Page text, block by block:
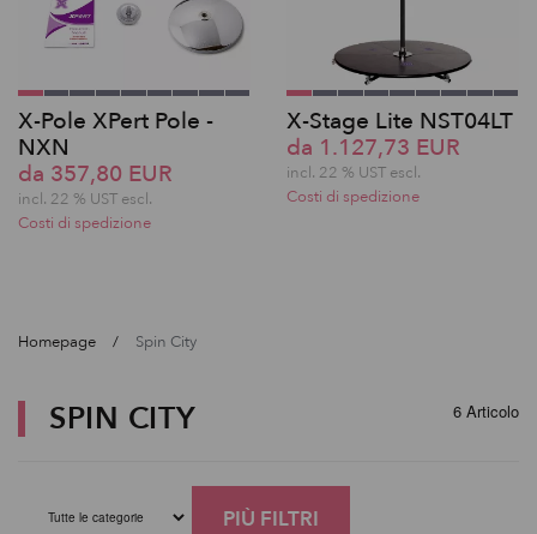
X-Pole XPert Pole -
NXN
da 357,80 EUR
incl. 22 % UST escl.
Costi di spedizione
X-Stage Lite NST04LT
da 1.127,73 EUR
incl. 22 % UST escl.
Costi di spedizione
Homepage Spin City
SPIN CITY 6 Articolo
PIÙ FILTRI